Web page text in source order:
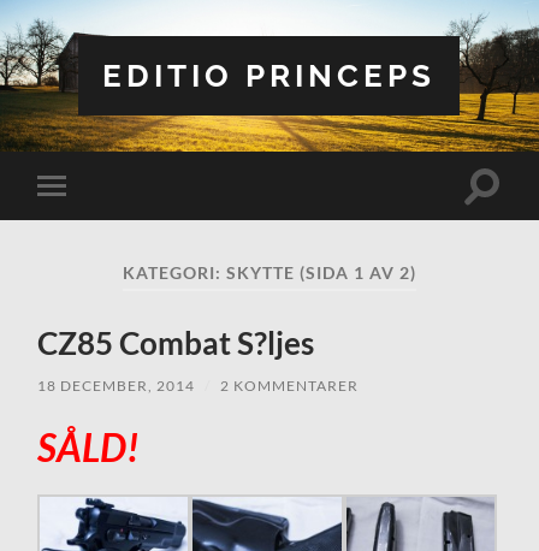
EDITIO PRINCEPS
Slå
på/av
Slå
KATEGORI: SKYTTE (SIDA 1 AV 2)
CZ85 Combat S?ljes
18 DECEMBER, 2014 2 KOMMENTARER
SÅLD!